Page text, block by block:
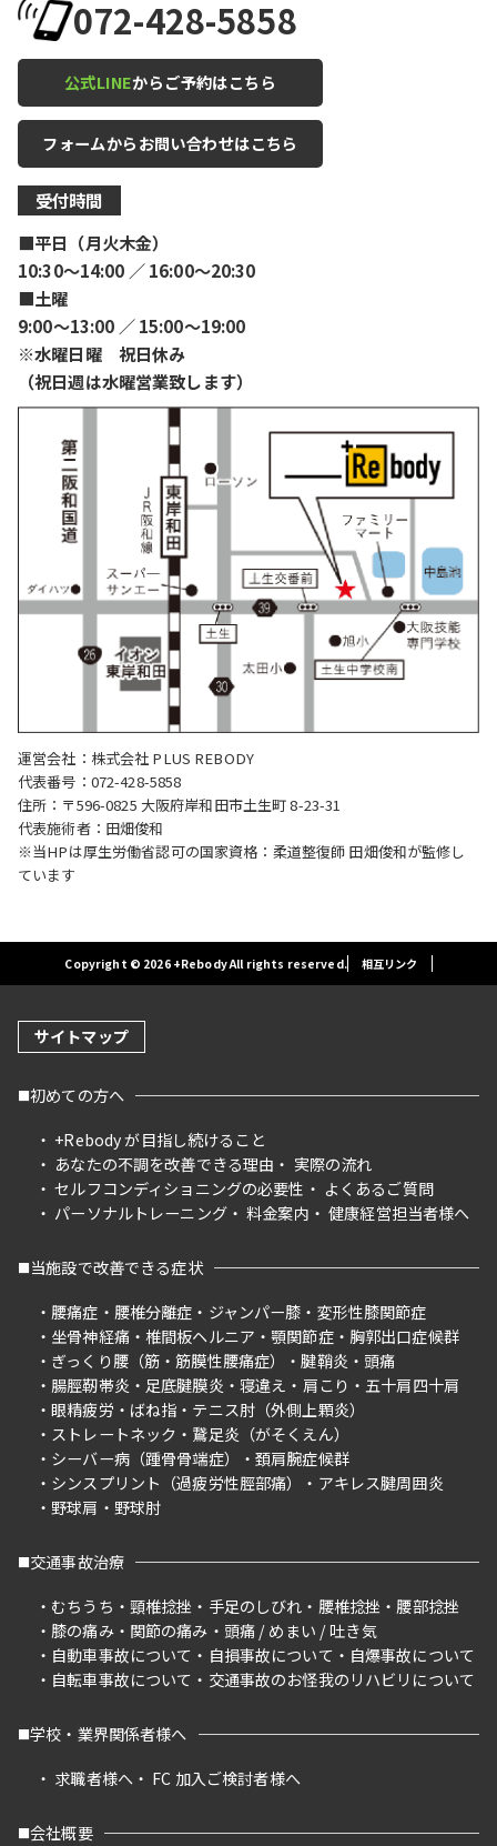
072-428-5858
公式LINEからご予約はこちら
フォームからお問い合わせはこちら
受付時間
■平日（月火木金）
10:30〜14:00 ／ 16:00〜20:30
■土曜
9:00〜13:00 ／ 15:00〜19:00
※水曜日曜 祝日休み
（祝日週は水曜営業致します）
運営会社：株式会社 PLUS REBODY
代表番号：072-428-5858
住所：〒596-0825 大阪府岸和田市土生町 8-23-31
代表施術者：田畑俊和
※当HPは厚生労働省認可の国家資格：柔道整復師 田畑俊和が監修し
ています
Copyright © 2026 +Rebody All rights reserved. 相互リンク
サイトマップ
初めての方へ
+Rebody が目指し続けること
あなたの不調を改善できる理由
実際の流れ
セルフコンディショニングの必要性
よくあるご質問
パーソナルトレーニング
料金案内 健康経営担当者様へ
当施設で改善できる症状
腰痛症
腰椎分離症 ジャンパー膝
変形性膝関節症
坐骨神経痛
椎間板ヘルニア 顎関節症
胸郭出口症候群
ぎっくり腰（筋・筋膜性腰痛症）
腱鞘炎
頭痛
腸脛靭帯炎
足底腱膜炎 寝違え 肩こり
五十肩四十肩
眼精疲労
ばね指
テニス肘（外側上顆炎）
ストレートネック
鵞足炎（がそくえん）
シーバー病（踵骨骨端症）
頚肩腕症候群
シンスプリント（過疲労性脛部痛）
アキレス腱周囲炎
野球肩
野球肘
交通事故治療
むちうち
頸椎捻挫 手足のしびれ 腰椎捻挫
腰部捻挫
膝の痛み
関節の痛み
頭痛 / めまい / 吐き気
自動車事故について
自損事故について
自爆事故について
自転車事故について
交通事故のお怪我のリハビリについて
学校・業界関係者様へ
求職者様へ
FC 加入ご検討者様へ
会社概要